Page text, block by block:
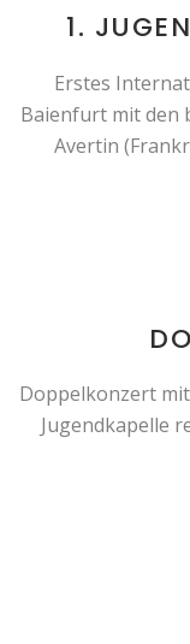
1.
Erstes
Baienfurt mit den
Avertin
Doppelkonzert
Jugendkapelle